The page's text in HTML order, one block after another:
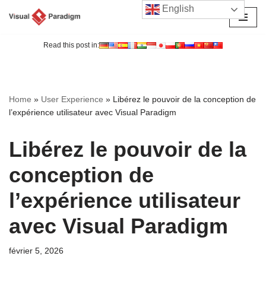
Read this post in:
Home » User Experience » Libérez le pouvoir de la conception de
l’expérience utilisateur avec Visual Paradigm
Libérez le pouvoir de la
conception de
l’expérience utilisateur
avec Visual Paradigm
février 5, 2026
English